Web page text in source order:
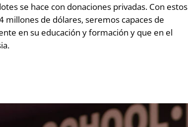
se hace con donaciones privadas. Con estos
millones de dólares, seremos capaces de
en su educación y formación y que en el